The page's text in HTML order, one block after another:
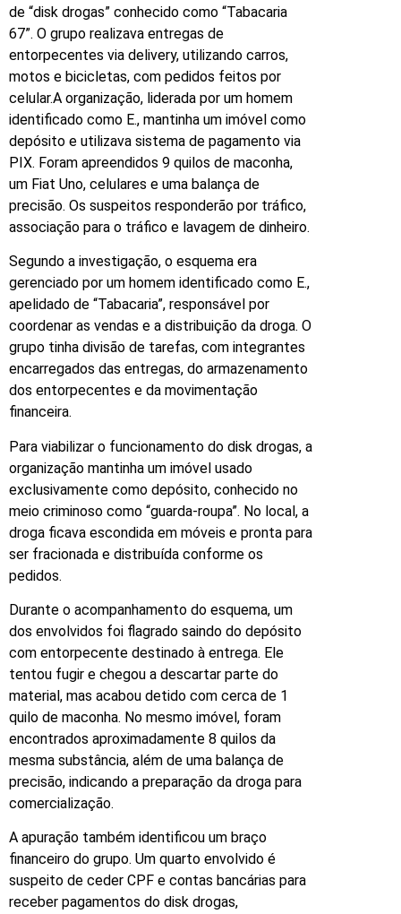
de “disk drogas” conhecido como “Tabacaria
67”. O grupo realizava entregas de
entorpecentes via delivery, utilizando carros,
motos e bicicletas, com pedidos feitos por
celular.A organização, liderada por um homem
identificado como E., mantinha um imóvel como
depósito e utilizava sistema de pagamento via
PIX. Foram apreendidos 9 quilos de maconha,
um Fiat Uno, celulares e uma balança de
precisão. Os suspeitos responderão por tráfico,
associação para o tráfico e lavagem de dinheiro.
Segundo a investigação, o esquema era
gerenciado por um homem identificado como E.,
apelidado de “Tabacaria”, responsável por
coordenar as vendas e a distribuição da droga. O
grupo tinha divisão de tarefas, com integrantes
encarregados das entregas, do armazenamento
dos entorpecentes e da movimentação
financeira.
Para viabilizar o funcionamento do disk drogas, a
organização mantinha um imóvel usado
exclusivamente como depósito, conhecido no
meio criminoso como “guarda-roupa”. No local, a
droga ficava escondida em móveis e pronta para
ser fracionada e distribuída conforme os
pedidos.
Durante o acompanhamento do esquema, um
dos envolvidos foi flagrado saindo do depósito
com entorpecente destinado à entrega. Ele
tentou fugir e chegou a descartar parte do
material, mas acabou detido com cerca de 1
quilo de maconha. No mesmo imóvel, foram
encontrados aproximadamente 8 quilos da
mesma substância, além de uma balança de
precisão, indicando a preparação da droga para
comercialização.
A apuração também identificou um braço
financeiro do grupo. Um quarto envolvido é
suspeito de ceder CPF e contas bancárias para
receber pagamentos do disk drogas,